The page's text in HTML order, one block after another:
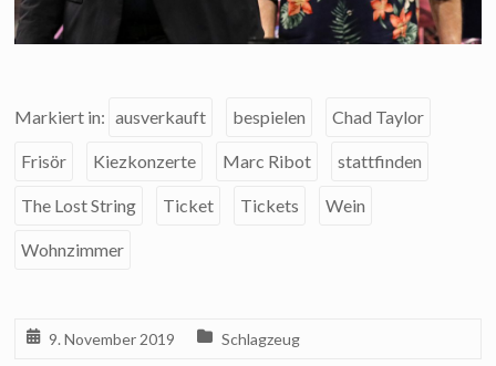
Markiert in: ausverkauft bespielen Chad Taylor
Frisör Kiezkonzerte Marc Ribot stattfinden
The Lost String Ticket Tickets Wein
Wohnzimmer
9. November 2019 Schlagzeug